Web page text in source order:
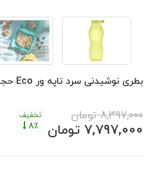
بطری نوشیدنی سرد تاپه ور Eco حجم 310 میلی زرد
8,397,000 تومان
7,797,000 تومان
تخفیف
8٪